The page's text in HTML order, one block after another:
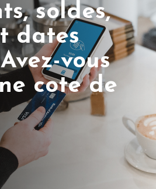
soldes,
dates
vous
cote de